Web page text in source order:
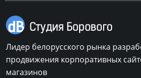
Лидер белорусского рынка
продвижения корпоративных
магазинов